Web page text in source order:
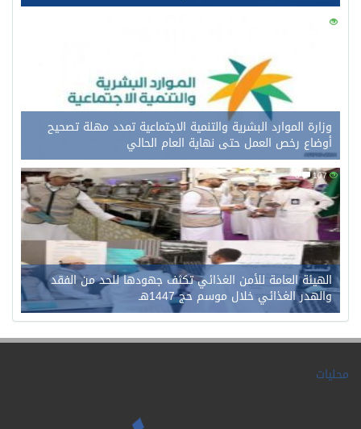
126
وزارة الموارد البشرية والتنمية الاجتماعية تمدد مهلة تصحيح
أوضاع رخص العمل حتى نهاية العام الحالي
107
0
الهيئة العامة للأمن الغذائي تكثف جهودها للحد من الفقد
والهدر الغذائي خلال موسم حج 1447هـ
محليات